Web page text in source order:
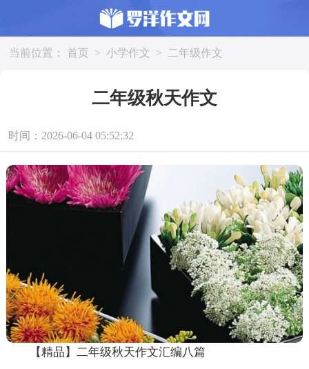
当前位置： 首页 > 小学作文 > 二年级作文
二年级秋天作文
时间：2026-06-04 05:52:32
【精品】二年级秋天作文汇编八篇